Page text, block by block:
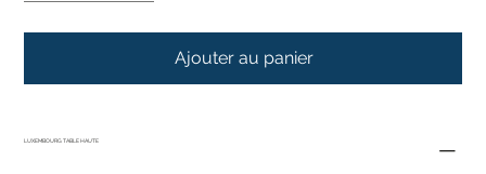
Ajouter au panier
LUXEMBOURG TABLE HAUTE